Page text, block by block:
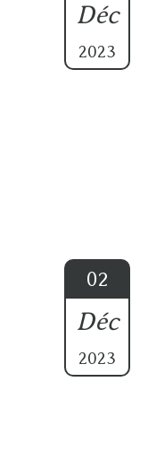
Déc
2023
02
Déc
2023